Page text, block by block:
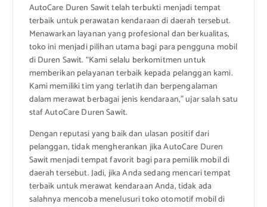
AutoCare Duren Sawit telah terbukti menjadi tempat
terbaik untuk perawatan kendaraan di daerah tersebut.
Menawarkan layanan yang profesional dan berkualitas,
toko ini menjadi pilihan utama bagi para pengguna mobil
di Duren Sawit. “Kami selalu berkomitmen untuk
memberikan pelayanan terbaik kepada pelanggan kami.
Kami memiliki tim yang terlatih dan berpengalaman
dalam merawat berbagai jenis kendaraan,” ujar salah satu
staf AutoCare Duren Sawit.
Dengan reputasi yang baik dan ulasan positif dari
pelanggan, tidak mengherankan jika AutoCare Duren
Sawit menjadi tempat favorit bagi para pemilik mobil di
daerah tersebut. Jadi, jika Anda sedang mencari tempat
terbaik untuk merawat kendaraan Anda, tidak ada
salahnya mencoba menelusuri toko otomotif mobil di